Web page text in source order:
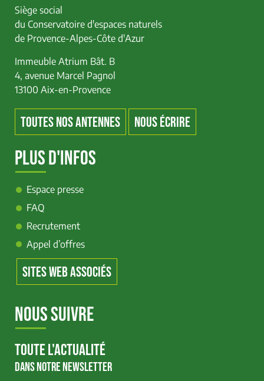
Siège social
du Conservatoire d'espaces naturels
de Provence-Alpes-Côte d'Azur
Immeuble Atrium Bât. B
4, avenue Marcel Pagnol
13100 Aix-en-Provence
TOUTES NOS ANTENNES NOUS ÉCRIRE
PLUS D'INFOS
Espace presse
FAQ
Recrutement
Appel d’offres
SITES WEB ASSOCIÉS
NOUS SUIVRE
TOUTE L'ACTUALITÉ
DANS NOTRE NEWSLETTER